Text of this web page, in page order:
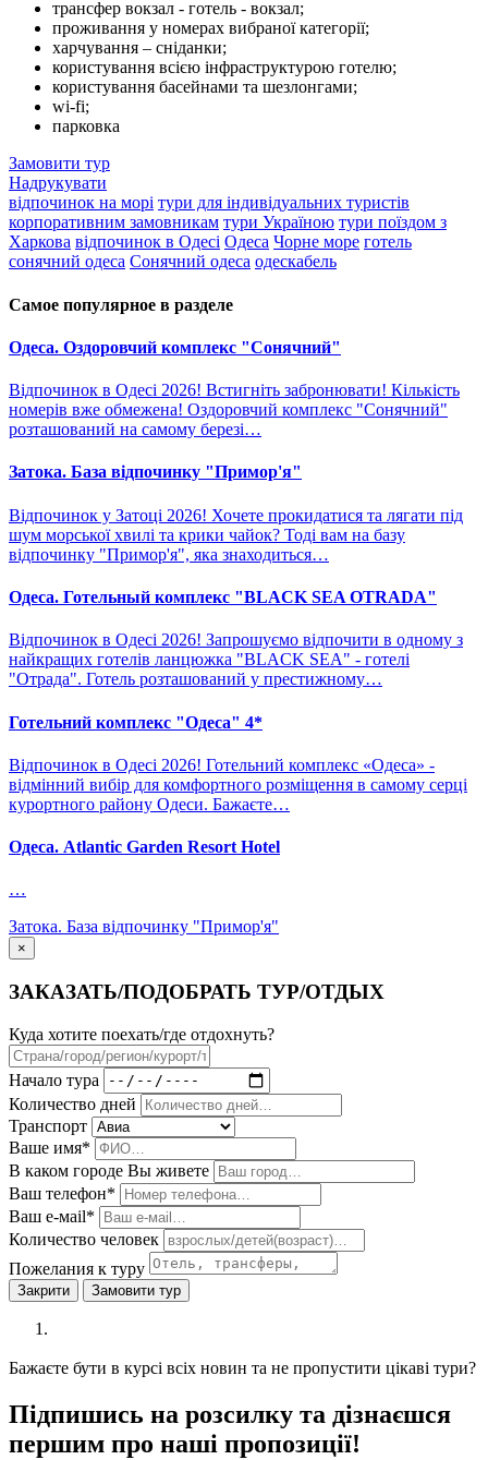
трансфер вокзал - готель - вокзал;
проживання у номерах вибраної категорії;
харчування – сніданки;
користування всією інфраструктурою готелю;
користування басейнами та шезлонгами;
wi-fi;
парковка
Замовити тур
Надрукувати
відпочинок на морі тури для індивідуальних туристів
корпоративним замовникам тури Україною тури поїздом з
Харкова відпочинок в Одесі Одеса Чорне море готель
сонячний одеса Сонячний одеса одескабель
Самое популярное в разделе
Одеса. Оздоровчий комплекс "Сонячний"
Відпочинок в Одесі 2026! Встигніть забронювати! Кількість
номерів вже обмежена! Оздоровчий комплекс "Сонячний"
розташований на самому березі…
Затока. База відпочинку "Примор'я"
Відпочинок у Затоці 2026! Хочете прокидатися та лягати під
шум морської хвилі та крики чайок? Тоді вам на базу
відпочинку "Примор'я", яка знаходиться…
Одеса. Готельный комплекс "BLACK SEA OTRADA"
Відпочинок в Одесі 2026! Запрошуємо відпочити в одному з
найкращих готелів ланцюжка "BLACK SEA" - готелі
"Отрада". Готель розташований у престижному…
Готельний комплекс "Одеса" 4*
Відпочинок в Одесі 2026! Готельний комплекс «Одеса» -
відмінний вибір для комфортного розміщення в самому серці
курортного району Одеси. Бажаєте…
Одеса. Atlantic Garden Resort Hotel
…
Затока. База відпочинку "Примор'я"
×
ЗАКАЗАТЬ/ПОДОБРАТЬ ТУР/ОТДЫХ
Куда хотите поехать/где отдохнуть?
Начало тура
Количество дней
Транспорт
Ваше имя*
В каком городе Вы живете
Ваш телефон*
Ваш е-мail*
Количество человек
Пожелания к туру
Закрити Замовити тур
Бажаєте бути в курсі всіх новин та не пропустити цікаві тури?
Підпишись на розсилку та дізнаєшся
першим про наші пропозиції!